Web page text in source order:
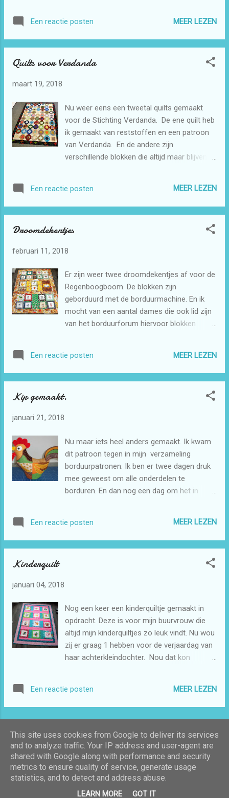
papier verwijderen.
ondergrond. De bladzijde snij je op de maat
die je wilt hebben bij mij was dat 20 cm in het
overheen van hoek naar hoek. Dat is dan je
en het blok afsnijden op maat van het papier.
Dit papier er achter weg scheuren. Later zet
je 4 blokken aan elkaar en dat geeft dan een
leuk effect. Ik heb als beginstof steeds
dezelfde stof gebruikt. Maar dat hoeft niet
mooi resultaat. Mijn bak is er wel een stuk
Een reactie posten MEER LEZEN
Quilts voor Verdanda
maart 19, 2018
Nu weer eens een tweetal quilts gemaakt
voor de Stichting Verdanda. De ene quilt heb
ik gemaakt van reststoffen en een patroon
van Verdanda. En de andere zijn
verschillende blokken die altijd maar blijven
weinig blokken van om een complete deken
van te maken. Iemand van onze groep die
zak zitten. Daar zijn we samen eens voor
daar heb ik er wat van meegenomen. Daar is
dan zijn er toch weer wat opgeruimd.
Een reactie posten MEER LEZEN
Droomdekentjes
februari 11, 2018
Er zijn weer twee droomdekentjes af voor de
Regenboogboom. De blokken zijn
geborduurd met de borduurmachine. En ik
mocht van een aantal dames die ook lid zijn
van het borduurforum hiervoor blokken
verwerken. Nu zijn het twee mooie quilts
geworden. Er zitten ook wel een aantal
heb. Die heb ik zelf gedigitaliseerd en die
Een reactie posten MEER LEZEN
Kip gemaakt.
januari 21, 2018
Nu maar iets heel anders gemaakt. Ik kwam
dit patroon tegen in mijn verzameling
borduurpatronen. Ik ben er twee dagen druk
mee geweest om alle onderdelen te
borduren. En dan nog een dag om het in
de naaimachine. Het patroon is van
Inspiration Mutz. De kip ziet er aan beide
Een reactie posten MEER LEZEN
Kinderquilt
januari 04, 2018
Nog een keer een kinderquiltje gemaakt in
opdracht. Deze is voor mijn buurvrouw die
altijd mijn kinderquiltjes zo leuk vindt. Nu wou
zij er graag 1 hebben voor de verjaardag van
haar achterkleindochter. Nou dat kon
applicatiepatronen. Dat is altijd leuk om te
doen. Daar kun je goed je reststofjes voor
gebruiken. Daar heb je soms maar hele kleine
stukjes van nodig.
Een reactie posten MEER LEZEN
Mogelijk gemaakt door Blogger
This site uses cookies from Google to deliver its services
and to analyze traffic. Your IP address and user-agent are
shared with Google along with performance and security
metrics to ensure quality of service, generate usage
statistics, and to detect and address abuse.
LEARN MORE GOT IT